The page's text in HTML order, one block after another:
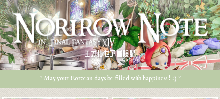
エオルゼア冒険記
* May your Eorzean days be filled with happiness ! :) *